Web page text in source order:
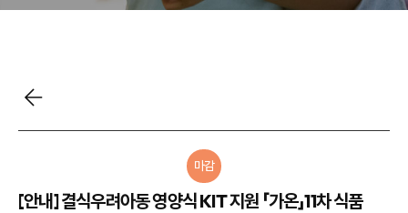
마감
[안내] 결식우려아동 영양식 KIT 지원 「가온」11차 식품